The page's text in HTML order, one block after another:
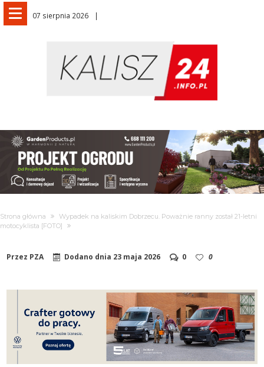
07 sierpnia 2026
Strona główna
Wypadek na kaliskim Dobrzecu. Poważnie ranny został 21-letni
motocyklista [FOTO]
Przez PZA Dodano dnia 23 maja 2026 0 0